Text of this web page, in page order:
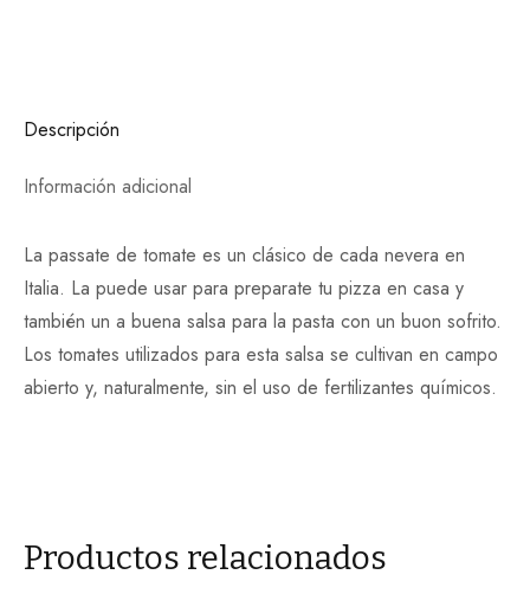
Descripción
Información adicional
La passate de tomate es un clásico de cada nevera en
Italia. La puede usar para preparate tu pizza en casa y
también un a buena salsa para la pasta con un buon sofrito.
Los tomates utilizados para esta salsa se cultivan en campo
abierto y, naturalmente, sin el uso de fertilizantes químicos.
Productos relacionados